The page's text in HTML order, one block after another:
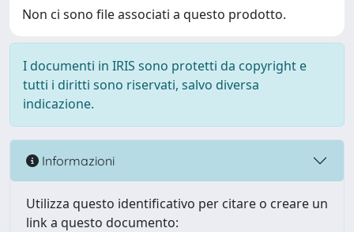
Non ci sono file associati a questo prodotto.
I documenti in IRIS sono protetti da copyright e
tutti i diritti sono riservati, salvo diversa
indicazione.
Informazioni
Utilizza questo identificativo per citare o creare un
link a questo documento: